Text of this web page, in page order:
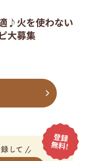
♪火を使わない
大募集